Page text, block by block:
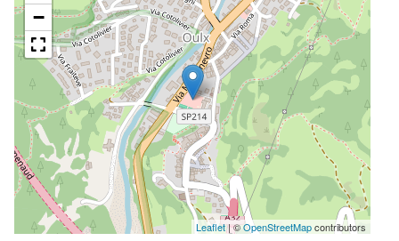
−
Leaflet| ©OpenStreetMapcontributors